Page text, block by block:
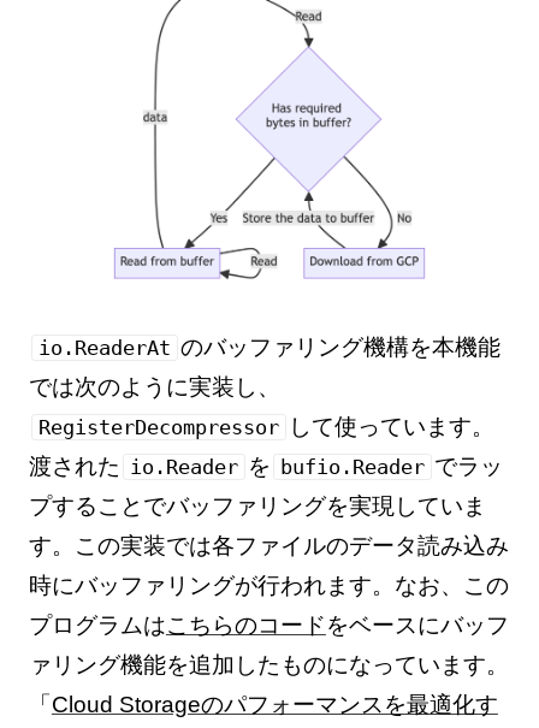
io.ReaderAt のバッファリング機構を本機能
では次のように実装し、
RegisterDecompressor
して使っています。
渡された io.Reader を bufio.Reader でラッ
プすることでバッファリングを実現していま
す。この実装では各ファイルのデータ読み込み
時にバッファリングが行われます。なお、この
プログラムはこちらのコードをベースにバッフ
ァリング機能を追加したものになっています。
「 Cloud Storageのパフォーマンスを最適化す